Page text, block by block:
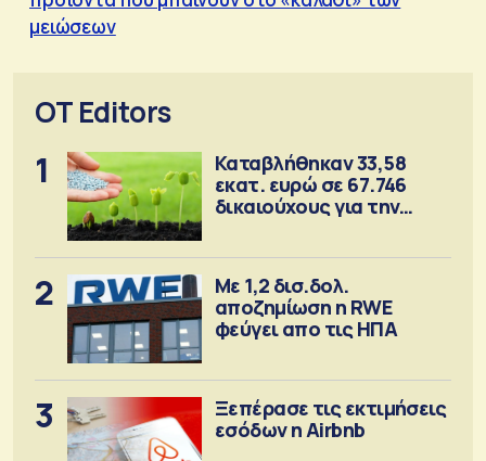
μειώσεων
OT Editors
1
Καταβλήθηκαν 33,58
εκατ. ευρώ σε 67.746
δικαιούχους για την
2
Με 1,2 δισ.δολ.
αποζημίωση η RWE
φεύγει απο τις ΗΠΑ
3
Ξεπέρασε τις εκτιμήσεις
εσόδων η Airbnb